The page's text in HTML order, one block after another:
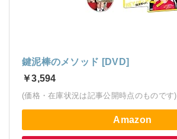
鍵泥棒のメソッド [DVD]
￥3,594
(価格・在庫状況は記事公開時点のものです)
Amazon